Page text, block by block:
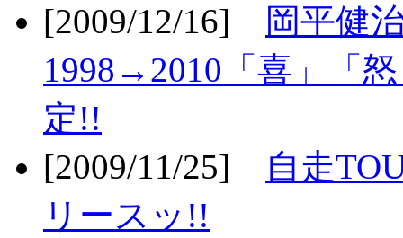
[2009/12/16]
岡平健
1998→2010「喜」「
定!!
[2009/11/25]
自走
リースッ!!